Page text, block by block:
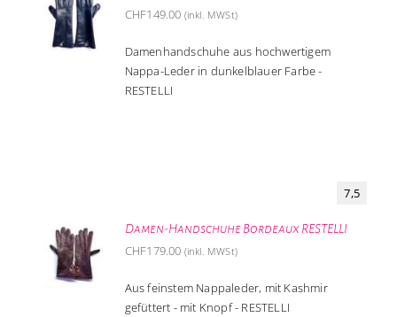
CHF149.00 (inkl. MWSt)
Damenhandschuhe aus hochwertigem
Nappa-Leder in dunkelblauer Farbe -
RESTELLI
Damen-Handschuhe Bordeaux RESTELLI
7,5
CHF179.00 (inkl. MWSt)
Aus feinstem Nappaleder, mit Kashmir
gefüttert - mit Knopf - RESTELLI